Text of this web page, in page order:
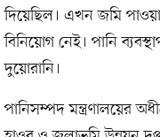
দিয়েছিল। এখন জমি
বিনিয়োগ নেই। পানি
দুয়োরানি।
পানিসম্পদ মন্ত্রণালয়ের